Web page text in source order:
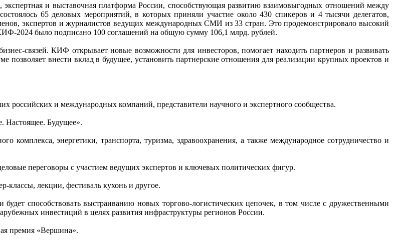
и выставочная платформа России, способствующая развитию взаимовыгодных отношений между
65 деловых мероприятий, в которых приняли участие около 430 спикеров и 4 тысячи делегатов,
экспертов и журналистов ведущих международных СМИ из 33 стран. Это продемонстрировало высокий
2024 было подписано 100 соглашений на общую сумму 106,1 млрд. рублей.
связей. КИФ открывает новые возможности для инвесторов, помогает находить партнеров и развивать
внести вклад в будущее, установить партнерские отношения для реализации крупных проектов и
российских и международных компаний, представители научного и экспертного сообщества.
Настоящее. Будущее».
комплекса, энергетики, транспорта, туризма, здравоохранения, а также международное сотрудничество и
переговоры с участием ведущих экспертов и ключевых политических фигур.
лекции, фестиваль кухонь и другое.
способствовать выстраиванию новых торгово-логистических цепочек, в том числе с дружественными
инвестиций в целях развития инфраструктуры регионов России.
премия «Вершина».